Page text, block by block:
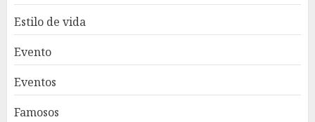
Estilo de vida
Evento
Eventos
Famosos